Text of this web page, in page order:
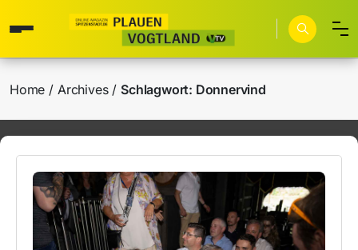
Home Archives Schlagwort: Donnervind